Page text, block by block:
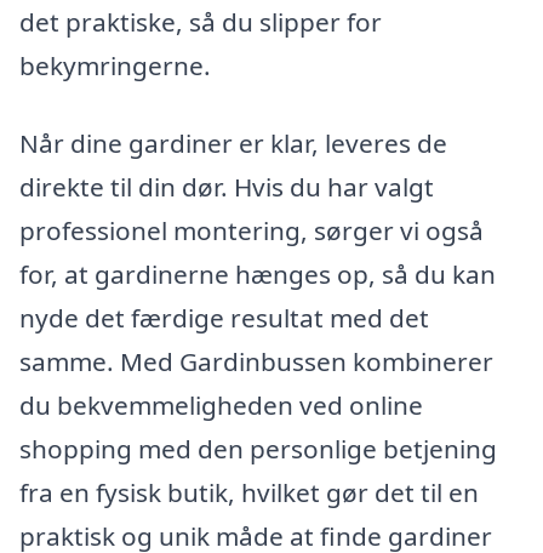
det praktiske, så du slipper for
bekymringerne.
Når dine gardiner er klar, leveres de
direkte til din dør. Hvis du har valgt
professionel montering, sørger vi også
for, at gardinerne hænges op, så du kan
nyde det færdige resultat med det
samme. Med Gardinbussen kombinerer
du bekvemmeligheden ved online
shopping med den personlige betjening
fra en fysisk butik, hvilket gør det til en
praktisk og unik måde at finde gardiner